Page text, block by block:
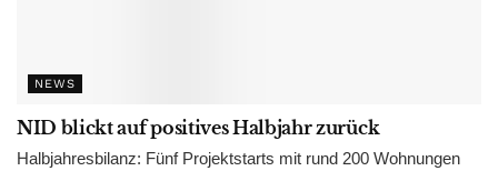
NEWS
NID blickt auf positives Halbjahr zurück
Halbjahresbilanz: Fünf Projektstarts mit rund 200 Wohnungen